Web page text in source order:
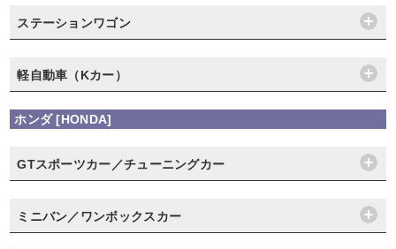
ステーションワゴン
軽自動車（Kカー）
ホンダ [HONDA]
GTスポーツカー／チューニングカー
ミニバン／ワンボックスカー